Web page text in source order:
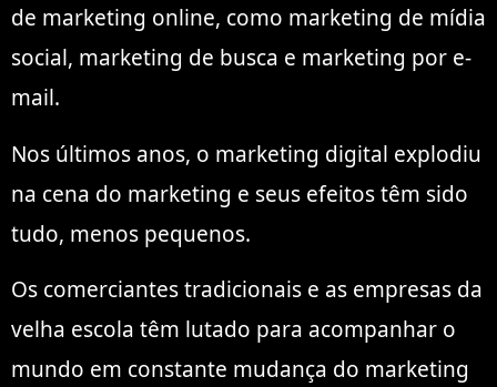
de marketing online, como marketing de mídia
social, marketing de busca e marketing por e-
mail.
Nos últimos anos, o marketing digital explodiu
na cena do marketing e seus efeitos têm sido
tudo, menos pequenos.
Os comerciantes tradicionais e as empresas da
velha escola têm lutado para acompanhar o
mundo em constante mudança do marketing